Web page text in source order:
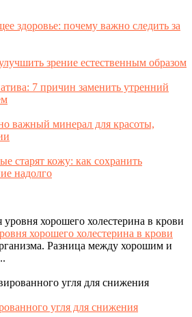
здоровье: почему важно следить за
зрение естественным образом
7 причин заменить утренний
важный минерал для красоты,
старят кожу: как сохранить
надолго
хорошего холестерина в крови
Разница между хорошим и
угля для снижения